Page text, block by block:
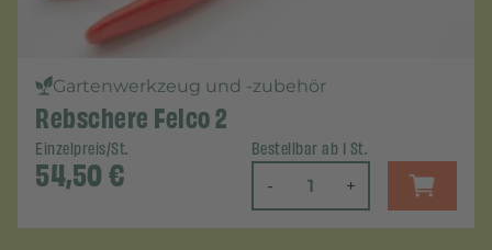
Gartenwerkzeug und -zubehör
Rebschere Felco 2
Einzelpreis/St.
54,50€
Bestellbar ab 1 St.
- +